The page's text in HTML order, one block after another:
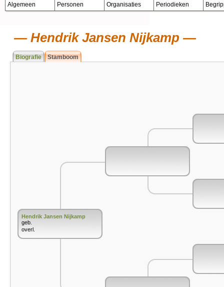
Algemeen Personen Organisaties Periodieken
Hendrik Jansen Nijkamp
Biografie Stamboom
Hendrik Jansen Nijkamp
geb.
overl.